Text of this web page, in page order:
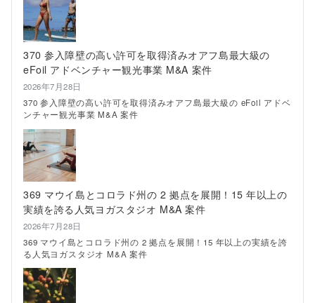
の
夏
は
ー
カ
ル
グ
ル
メ
に
挑
戦！
し
ゃ
ぶ
し
ゃ
ぶ、
タ
イ
料
理、
串
焼
370 参入障壁の高い許可を取得済みオアフ島最大級の
eFoil アドベンチャー観光事業 M&A 案件
2026年7月28日
370 参入障壁の高い許可を取得済みオアフ島最大級の eFoil アドベ
ンチャー観光事業 M&A 案件
369 マウイ島とコロラド州の 2 拠点を展開！15 年以上の
実績を誇る人気ヨガスタジオ M&A 案件
2026年7月28日
369 マウイ島とコロラド州の 2 拠点を展開！15 年以上の実績を誇
る人気ヨガスタジオ M&A 案件